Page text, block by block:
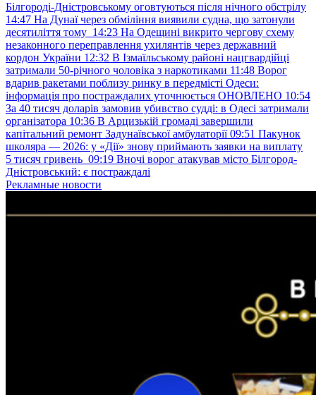
Білгороді-Дністровському оговтуються після нічного обстрілу
14:47 На Дунаї через обміління виявили судна, що затонули
десятиліття тому 14:23 На Одещині викрито чергову схему
незаконного переправлення ухилянтів через державний
кордон України 12:32 В Ізмаїльському районі нацгвардійці
затримали 50-річного чоловіка з наркотиками 11:48 Ворог
вдарив ракетами поблизу ринку в передмісті Одеси:
інформація про постраждалих уточнюється ОНОВЛЕНО 10:54
За 40 тисяч доларів замовив убивство судді: в Одесі затримали
організатора 10:36 В Арцизькій громаді завершили
капітальний ремонт Задунаївської амбулаторії 09:51 Пакунок
школяра — 2026: у «Дії» знову приймають заявки на виплату
5 тисяч гривень 09:19 Вночі ворог атакував місто Білгород-
Дністровський: є постраждалі
Рекламные новости